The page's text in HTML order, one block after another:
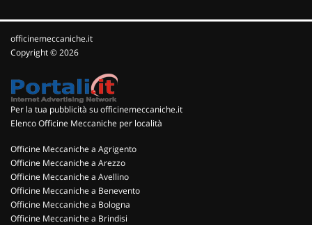
officinemeccaniche.it
Copyright © 2026
Per la tua pubblicità su officinemeccaniche.it
Elenco Officine Meccaniche per località
Officine Meccaniche a Agrigento
Officine Meccaniche a Arezzo
Officine Meccaniche a Avellino
Officine Meccaniche a Benevento
Officine Meccaniche a Bologna
Officine Meccaniche a Brindisi